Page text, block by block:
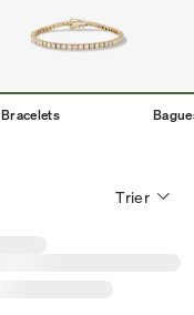
Bracelets
Trier